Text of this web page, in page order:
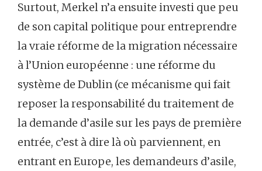
Surtout, Merkel n’a ensuite investi que peu
de son capital politique pour entreprendre
la vraie réforme de la migration nécessaire
à l’Union européenne : une réforme du
système de Dublin (ce mécanisme qui fait
reposer la responsabilité du traitement de
la demande d’asile sur les pays de première
entrée, c’est à dire là où parviennent, en
entrant en Europe, les demandeurs d’asile,